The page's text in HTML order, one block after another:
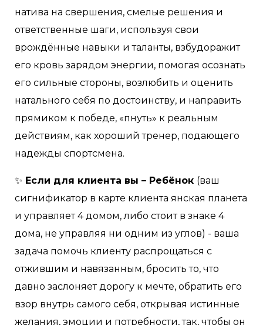
натива на свершения, смелые решения и
ответственные шаги, используя свои
врождённые навыки и таланты, взбудоражит
его кровь зарядом энергии, помогая осознать
его сильные стороны, возлюбить и оценить
натального себя по достоинству, и направить
прямиком к победе, «пнуть» к реальным
действиям, как хороший тренер, подающего
надежды спортсмена.
✨ Если для клиента вы – Ребёнок (ваш
сигнификатор в карте клиента янская планета
и управляет 4 домом, либо стоит в знаке 4
дома, не управляя ни одним из углов) - ваша
задача помочь клиенту распрощаться с
отжившим и навязанным, бросить то, что
давно заслоняет дорогу к мечте, обратить его
взор внутрь самого себя, открывая истинные
желания, эмоции и потребности, так, чтобы он